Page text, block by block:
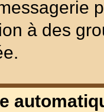
à des